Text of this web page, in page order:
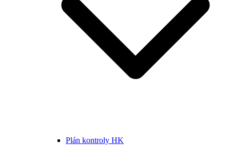
Plán kontroly HK